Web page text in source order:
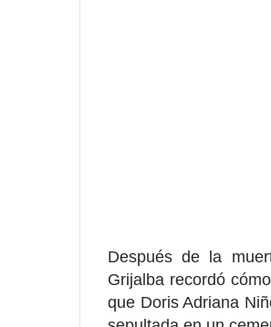
Después de la
Grijalba recordó
que Doris Adriana